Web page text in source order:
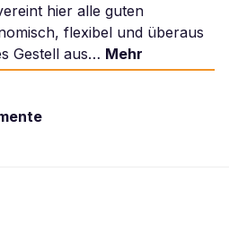
hier alle guten
flexibel und überaus
Gestell aus… Mehr